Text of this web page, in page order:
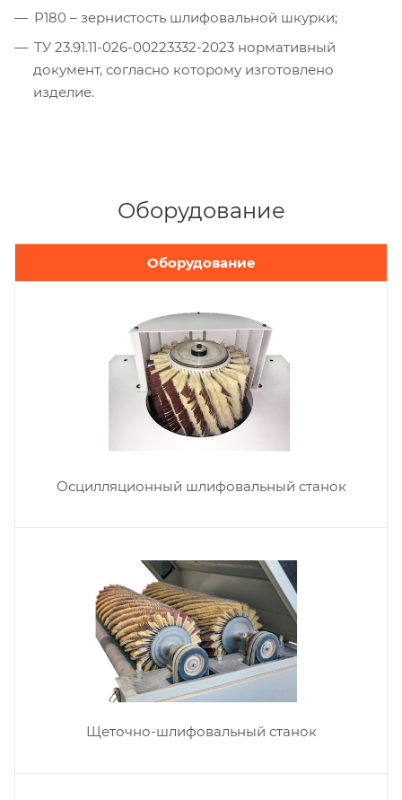
Р180 – зернистость шлифовальной шкурки;
ТУ 23.91.11-026-00223332-2023 нормативный
документ, согласно которому изготовлено
изделие.
Оборудование
Оборудование
Осцилляционный шлифовальный станок
Щеточно-шлифовальный станок